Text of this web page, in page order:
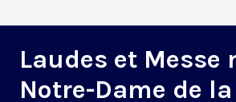
Laudes et Messe
Notre-Dame de la